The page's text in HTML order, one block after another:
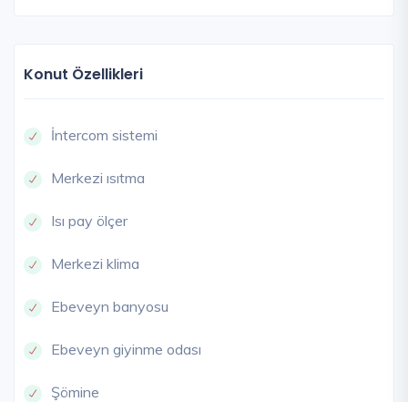
Konut Özellikleri
İntercom sistemi
Merkezi ısıtma
Isı pay ölçer
Merkezi klima
Ebeveyn banyosu
Ebeveyn giyinme odası
Şömine